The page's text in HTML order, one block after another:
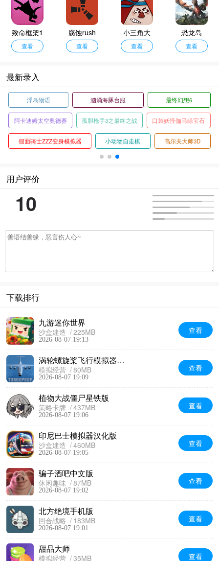
致命框架1
查看
腐蚀rush
手机版
查看
小三角大
英雄
查看
恐龙岛
查看
最新录入
浮岛物语 汹涌海豚台服 最终幻想6
阿卡迪姆太空奥德赛 孤胆枪手3之最终之战 口袋妖怪伽马绿宝石
假面骑士ZZZ变身模拟器 小动物自走棋 高尔夫大师3D
用户评价
10
下载排行
九游迷你世界
沙盒建造 225MB
2026-08-07 19:13
查看
涡轮螺旋桨飞行模拟器无限金币版
模拟经营 80MB
2026-08-07 19:09
查看
植物大战僵尸星铁版
策略卡牌 437MB
2026-08-07 19:06
查看
印尼巴士模拟器汉化版
沙盒建造 460MB
2026-08-07 19:05
查看
骗子酒吧中文版
休闲趣味 87MB
2026-08-07 19:02
查看
北方绝境手机版
回合战略 183MB
2026-08-07 19:01
查看
甜品大师
模拟经营 35MB 查看